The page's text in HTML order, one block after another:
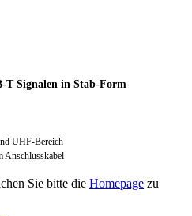
T Signalen in Stab-Form
UHF-Bereich
Anschlusskabel
Sie bitte die Homepage zu